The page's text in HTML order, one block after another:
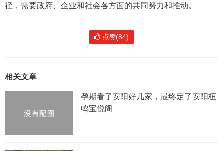
径，需要政府、企业和社会各方面的共同努力和推动。
点赞(84)
相关文章
孕期看了安阳好几家，最终定了安阳桓
鸣宝悦阁